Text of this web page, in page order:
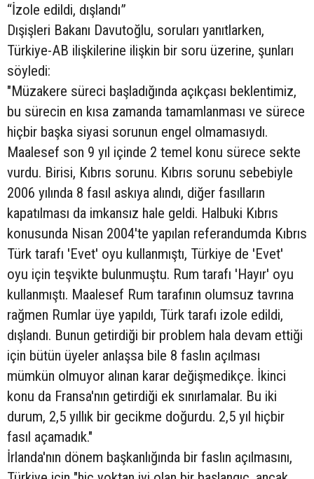
“İzole edildi, dışlandı”
Dışişleri Bakanı Davutoğlu, soruları yanıtlarken,
Türkiye-AB ilişkilerine ilişkin bir soru üzerine, şunları
söyledi:
"Müzakere süreci başladığında açıkçası beklentimiz,
bu sürecin en kısa zamanda tamamlanması ve sürece
hiçbir başka siyasi sorunun engel olmamasıydı.
Maalesef son 9 yıl içinde 2 temel konu sürece sekte
vurdu. Birisi, Kıbrıs sorunu. Kıbrıs sorunu sebebiyle
2006 yılında 8 fasıl askıya alındı, diğer fasılların
kapatılması da imkansız hale geldi. Halbuki Kıbrıs
konusunda Nisan 2004'te yapılan referandumda Kıbrıs
Türk tarafı 'Evet' oyu kullanmıştı, Türkiye de 'Evet'
oyu için teşvikte bulunmuştu. Rum tarafı 'Hayır' oyu
kullanmıştı. Maalesef Rum tarafının olumsuz tavrına
rağmen Rumlar üye yapıldı, Türk tarafı izole edildi,
dışlandı. Bunun getirdiği bir problem hala devam ettiği
için bütün üyeler anlaşsa bile 8 faslın açılması
mümkün olmuyor alınan karar değişmedikçe. İkinci
konu da Fransa'nın getirdiği ek sınırlamalar. Bu iki
durum, 2,5 yıllık bir gecikme doğurdu. 2,5 yıl hiçbir
fasıl açamadık."
İrlanda'nın dönem başkanlığında bir faslın açılmasını,